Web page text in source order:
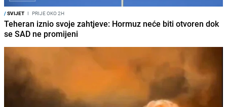
/SVIJET I PRIJE OKO 2H
Teheran iznio svoje zahtjeve: Hormuz neće biti otvoren dok
se SAD ne promijeni